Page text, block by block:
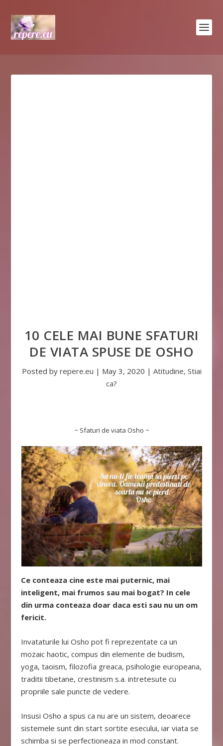
10 CELE MAI BUNE SFATURI
DE VIATA SPUSE DE OSHO
Posted by repere.eu | May 3, 2020 | Atitudine, Stiai
ca?
~ Sfaturi de viata Osho ~
Ce conteaza cine este mai puternic, mai
inteligent, mai frumos sau mai bogat? In cele
din urma conteaza doar daca esti sau nu un om
fericit.
Invataturile lui Osho pot fi reprezentate ca un
mozaic haotic, compus din elemente de budism,
yoga, taoism, filozofia greaca, psihologie europeana,
traditii tibetane, crestinism s.a. intretesute cu
propriile sale puncte de vedere.
Insusi Osho a spus ca nu are un sistem, deoarece
sistemele sunt din start sortite esecului, iar viata se
schimba si se perfectioneaza in mod constant.